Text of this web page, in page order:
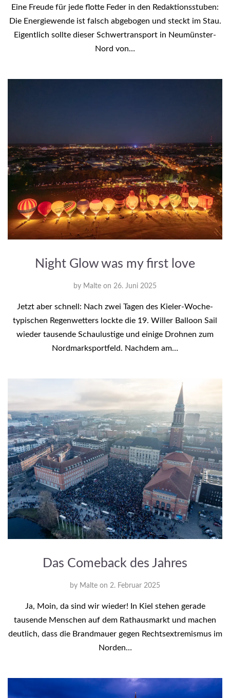
Eine Freude für jede flotte Feder in den Redaktionsstuben:
Die Energiewende ist falsch abgebogen und steckt im Stau.
Eigentlich sollte dieser Schwertransport in Neumünster-
Nord von…
Night Glow was my first love
by Malte on 26. Juni 2025
Jetzt aber schnell: Nach zwei Tagen des Kieler-Woche-
typischen Regenwetters lockte die 19. Willer Balloon Sail
wieder tausende Schaulustige und einige Drohnen zum
Nordmarksportfeld. Nachdem am…
Das Comeback des Jahres
by Malte on 2. Februar 2025
Ja, Moin, da sind wir wieder! In Kiel stehen gerade
tausende Menschen auf dem Rathausmarkt und machen
deutlich, dass die Brandmauer gegen Rechtsextremismus im
Norden…